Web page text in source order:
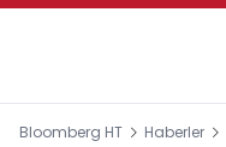
Bloomberg HT Haberler